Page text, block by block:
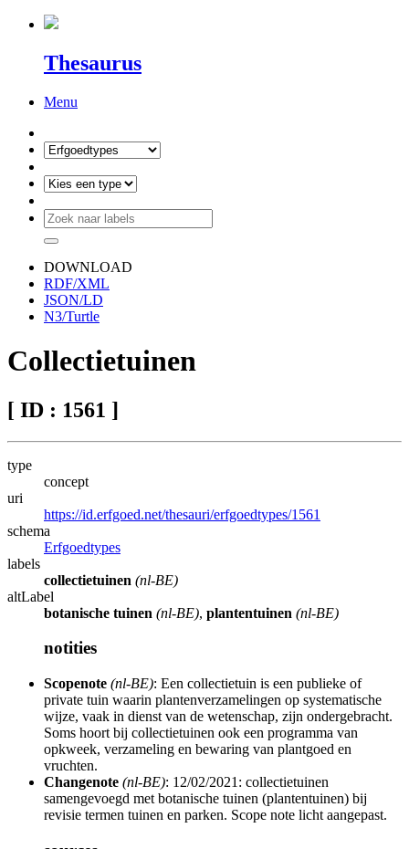
Thesaurus
Menu
DOWNLOAD
RDF/XML
JSON/LD
N3/Turtle
Collectietuinen
[ ID : 1561 ]
type
concept
uri
https://id.erfgoed.net/thesauri/erfgoedtypes/1561
schema
Erfgoedtypes
labels
collectietuinen (nl-BE)
altLabel
botanische tuinen (nl-BE), plantentuinen (nl-BE)
notities
Scopenote (nl-BE): Een collectietuin is een publieke of
private tuin waarin plantenverzamelingen op systematische
wijze, vaak in dienst van de wetenschap, zijn ondergebracht.
Soms hoort bij collectietuinen ook een programma van
opkweek, verzameling en bewaring van plantgoed en
vruchten.
Changenote (nl-BE): 12/02/2021: collectietuinen
samengevoegd met botanische tuinen (plantentuinen) bij
revisie termen tuinen en parken. Scope note licht aangepast.